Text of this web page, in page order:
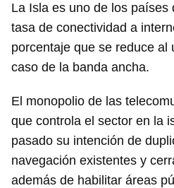
La Isla es uno de los países
tasa de conectividad a
porcentaje que se reduce al
caso de la banda ancha.
El monopolio de las
que controla el sector en la
pasado su intención de
navegación existentes y
además de habilitar áreas